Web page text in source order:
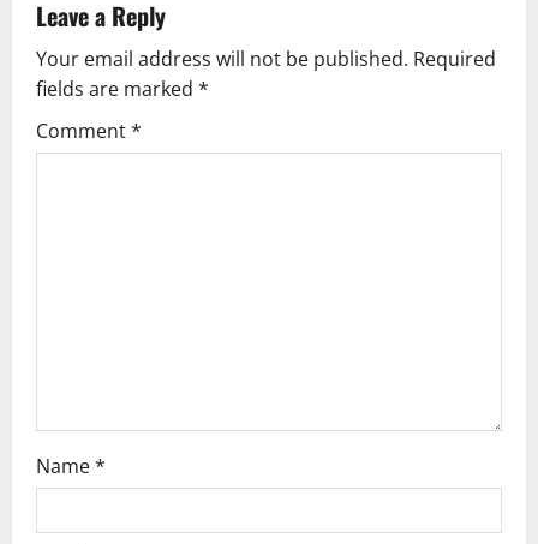
v
i
g
Leave a Reply
Your email address will not be published. Required
fields are marked *
Comment*
Name*